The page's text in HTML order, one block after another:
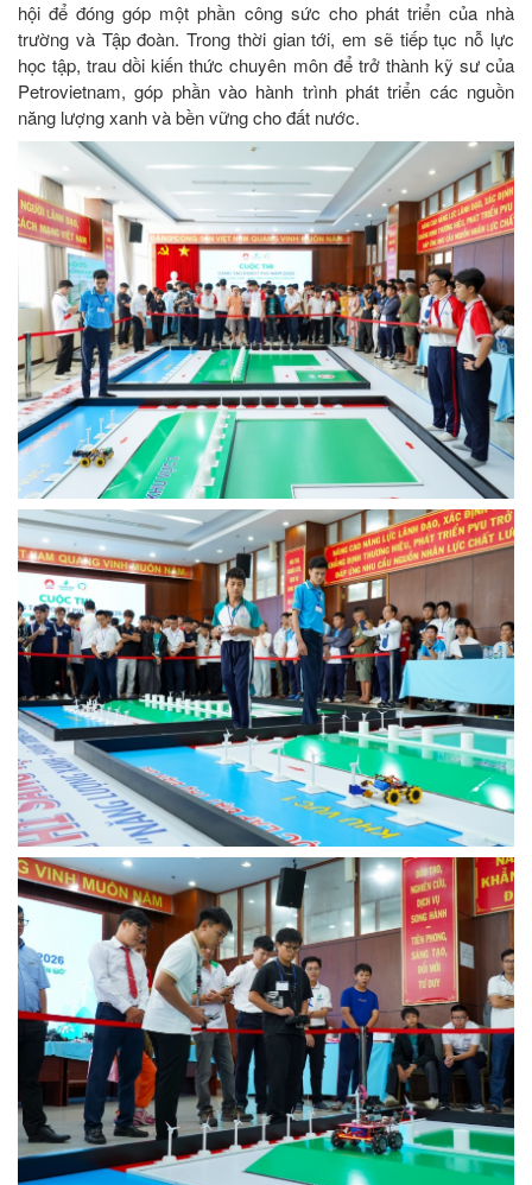
hội để đóng góp một phần công sức cho phát triển của nhà
trường và Tập đoàn. Trong thời gian tới, em sẽ tiếp tục nỗ lực
học tập, trau dồi kiến thức chuyên môn để trở thành kỹ sư của
Petrovietnam, góp phần vào hành trình phát triển các nguồn
năng lượng xanh và bền vững cho đất nước.